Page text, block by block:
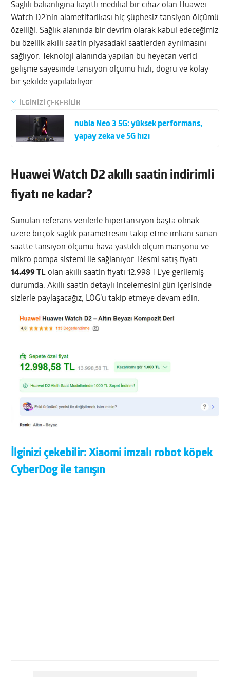
Sağlık bakanlığına kayıtlı medikal bir cihaz olan Huawei
Watch D2’nin alametifarikası hiç şüphesiz tansiyon ölçümü
özelliği. Sağlık alanında bir devrim olarak kabul edeceğimiz
bu özellik akıllı saatin piyasadaki saatlerden ayrılmasını
sağlıyor. Teknoloji alanında yapılan bu heyecan verici
gelişme sayesinde tansiyon ölçümü hızlı, doğru ve kolay
bir şekilde yapılabiliyor.
İLGİNİZİ ÇEKEBİLİR
nubia Neo 3 5G: yüksek performans,
yapay zeka ve 5G hızı
Huawei Watch D2 akıllı saatin indirimli
fiyatı ne kadar?
Sunulan referans verilerle hipertansiyon başta olmak
üzere birçok sağlık parametresini takip etme imkanı sunan
saatte tansiyon ölçümü hava yastıklı ölçüm manşonu ve
mikro pompa sistemi ile sağlanıyor. Resmi satış fiyatı
14.499 TL olan akıllı saatin fiyatı 12.998 TL‘ye gerilemiş
durumda. Akıllı saatin detaylı incelemesini gün içerisinde
sizlerle paylaşacağız, LOG’u takip etmeye devam edin.
İlginizi çekebilir:Xiaomi imzalı robot köpek
CyberDog ile tanışın